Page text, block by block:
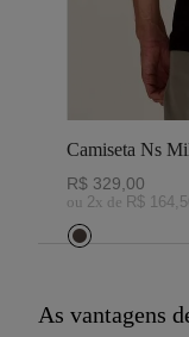
Camiseta Ns
R$ 329 00
ou 2x de R$ 164,
As vantagens